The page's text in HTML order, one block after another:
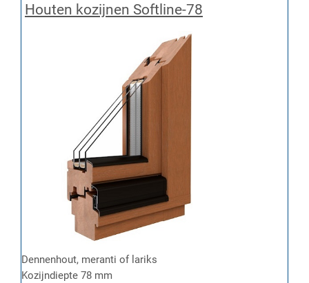
Houten kozijnen Softline-78
Dennenhout, meranti of lariks
Kozijndiepte 78 mm